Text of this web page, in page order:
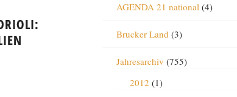
AGENDA 21 national(4)
Brucker Land (3)
Jahresarchiv (755)
2012 (1)